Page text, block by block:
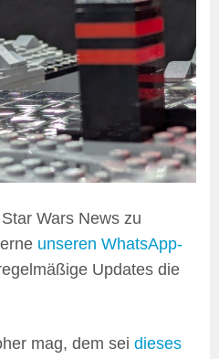
Wars News zu
unseren WhatsApp-
Updates die
mag, dem sei dieses